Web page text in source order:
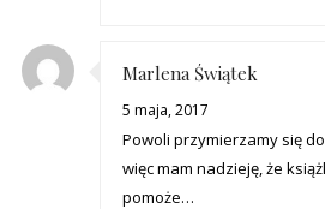
Marlena Świątek
5 maja, 2017
Powoli przymierzamy się
więc mam nadzieję, że
pomoże…